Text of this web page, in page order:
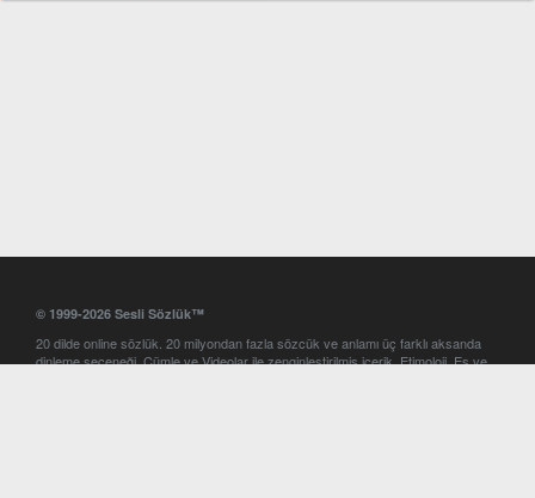
© 1999-2026 Sesli Sözlük™
20 dilde online sözlük. 20 milyondan fazla sözcük ve anlamı üç farklı aksanda
dinleme seçeneği. Cümle ve Videolar ile zenginleştirilmiş içerik. Etimoloji, Eş ve